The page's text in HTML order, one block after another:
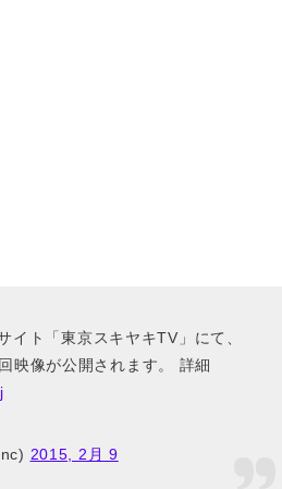
ト「東京スキヤキTV」にて、
映像が公開されます。 詳細
2015, 2月 9